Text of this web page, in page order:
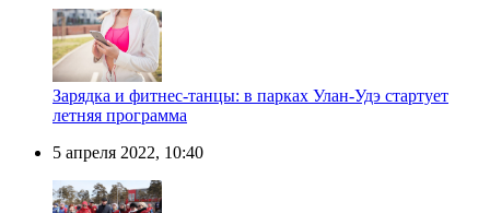
Зарядка и фитнес-танцы: в парках Улан-Удэ стартует
летняя программа
5 апреля 2022, 10:40